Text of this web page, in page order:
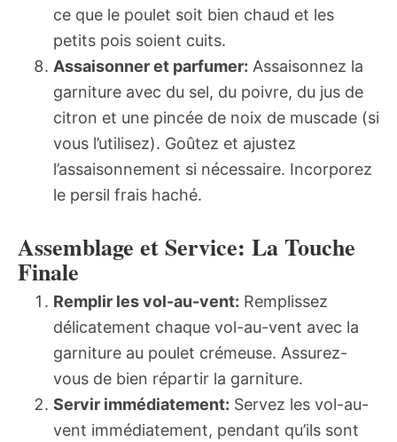
ce que le poulet soit bien chaud et les
petits pois soient cuits.
Assaisonner et parfumer: Assaisonnez la
garniture avec du sel, du poivre, du jus de
citron et une pincée de noix de muscade (si
vous l’utilisez). Goûtez et ajustez
l’assaisonnement si nécessaire. Incorporez
le persil frais haché.
Assemblage et Service: La Touche
Finale
Remplir les vol-au-vent: Remplissez
délicatement chaque vol-au-vent avec la
garniture au poulet crémeuse. Assurez-
vous de bien répartir la garniture.
Servir immédiatement: Servez les vol-au-
vent immédiatement, pendant qu’ils sont